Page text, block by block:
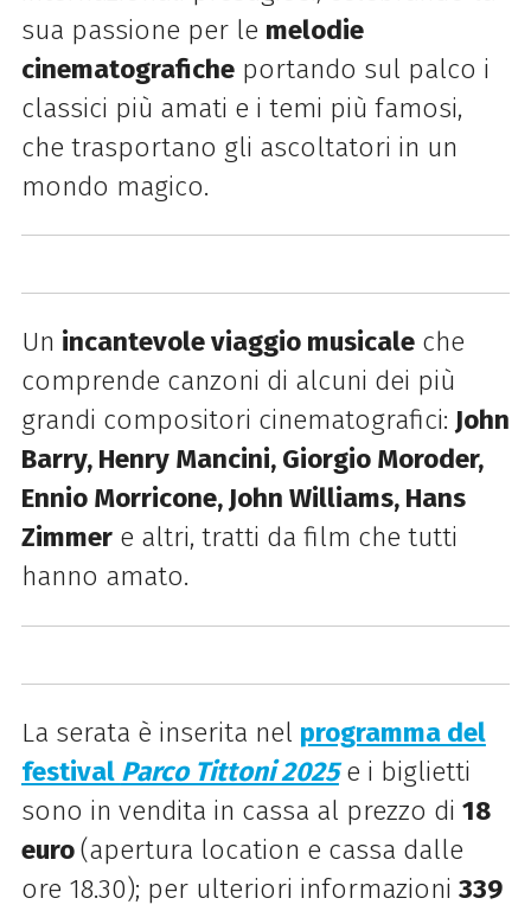
sua passione per le melodie
cinematograficheportando sul palco i
classici più amati e i temi più famosi,
che trasportano gli ascoltatori in un
mondo magico.
Un incantevole viaggio musicale che
comprende canzoni di alcuni dei più
grandi compositori cinematografici: John
Barry, Henry Mancini, Giorgio Moroder,
Ennio Morricone, John Williams, Hans
Zimmere altri, tratti da film che tutti
hanno amato.
La serata è inserita nel programma del
festival Parco Tittoni 2025e i biglietti
sono in vendita in cassa al prezzo di 18
euro(apertura location e cassa dalle
ore 18.30); perulteriori informazioni 339